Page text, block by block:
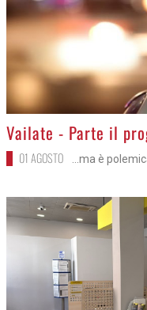
>
Vailate - Parte il
01 AGOSTO ...ma è